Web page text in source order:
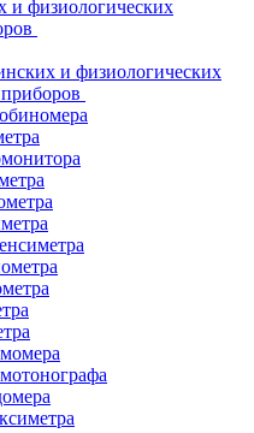
и физиологических
и физиологических